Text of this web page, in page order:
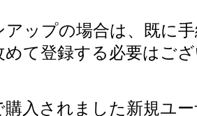
アップの場合は、既に
めて登録する必要はご
購入されました新規ユ